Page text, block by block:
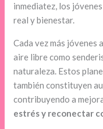
inmediatez, los
real y bienestar.
Cada vez más jóvenes
aire libre como
naturaleza. Estos
también constituyen
contribuyendo a
estrés y reconectar